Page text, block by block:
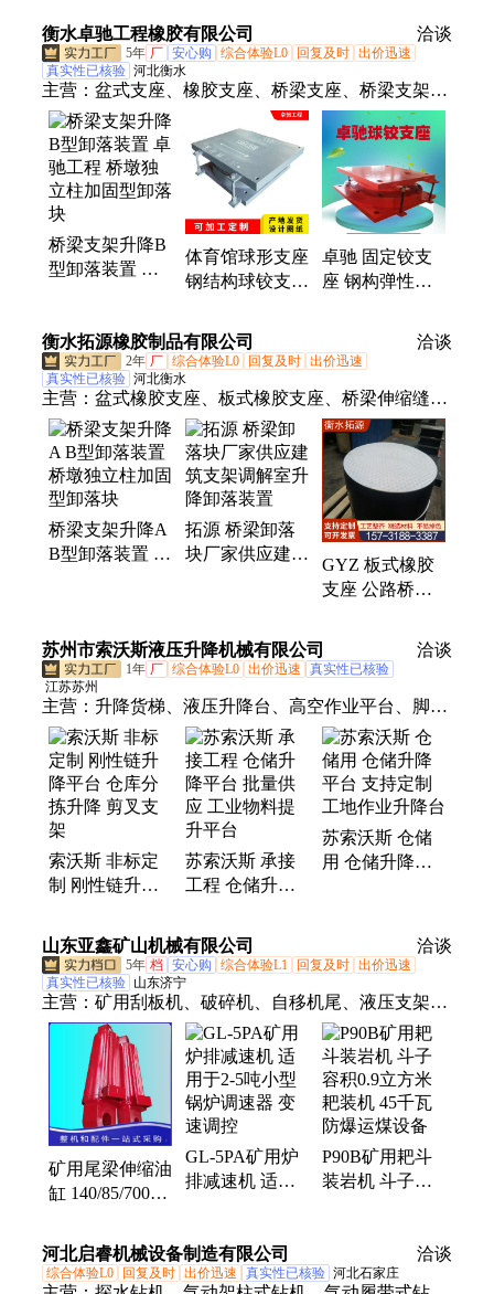
升降支架
转升降支架
衡水卓驰工程橡胶有限公司 洽谈
5年 厂 安心购 综合体验L0 回复及时 出价迅速
真实性已核验 河北衡水
主营： 盆式支座、橡胶支座、桥梁支座、桥梁支架、
桥梁伸缩缝、钢结构支座、球铰支座、板式橡胶支座
桥梁支架升降B
型卸落装置 卓
块
体育馆球形支座
钢结构球铰支座
KLQZ GQZ
卓驰 固定铰支
座 钢构弹性支
衡水拓源橡胶制品有限公司 洽谈
2年 厂 综合体验L0 回复及时 出价迅速
真实性已核验 河北衡水
主营： 盆式橡胶支座、板式橡胶支座、桥梁伸缩缝、
梳齿板伸缩缝、桥梁卸落块、声测管
桥梁支架升降A
B型卸落装置 桥
拓源 桥梁卸落
块厂家供应建筑
GYZ 板式橡胶
支座 公路桥梁
GJZF4 四氟滑
板支座
苏州市索沃斯液压升降机械有限公司 洽谈
1年 厂 综合体验L0 出价迅速
真实性已核验
江苏苏州
主营： 升降货梯、液压升降台、高空作业平台、脚踏
平台搬运车、装卸货平台定制
索沃斯 非标定
制 刚性链升降
升降 剪叉支架
苏索沃斯 承接
工程 仓储升降
工业物料提升平
台
苏索沃斯 仓储
用 仓储升降平
山东亚鑫矿山机械有限公司
洽谈
5年 档 安心购 综合体验L1 回复及时 出价迅速
真实性已核验 山东济宁
主营： 矿用刮板机、破碎机、自移机尾、液压支架千
斤顶、液压支架油缸、矿用圆环链、转载机、中部
槽、马蹄连接环、钻机、钻杆、钻头、耙斗装岩机、
双速绞车、调度绞车、回柱绞车、炉排减速机、无极
减速机、往复式给煤机、甲带式给煤机、给煤机驱动
总成
矿用尾梁伸缩油
缸 140/85/700液
配件 摇臂升降
立柱
GL-5PA矿用炉
排减速机 适用
调控
P90B矿用耙斗
装岩机 斗子容
河北启睿机械设备制造有限公司 洽谈
综合体验L0 回复及时 出价迅速 真实性已核验 河北石家庄